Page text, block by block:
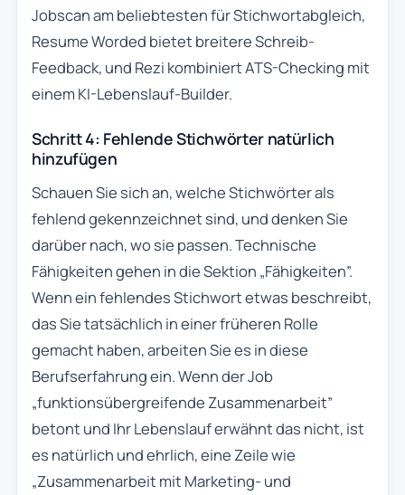
Jobscan am beliebtesten für Stichwortabgleich,
Resume Worded bietet breitere Schreib-
Feedback, und Rezi kombiniert ATS-Checking mit
einem KI-Lebenslauf-Builder.
Schritt 4: Fehlende Stichwörter natürlich
hinzufügen
Schauen Sie sich an, welche Stichwörter als
fehlend gekennzeichnet sind, und denken Sie
darüber nach, wo sie passen. Technische
Fähigkeiten gehen in die Sektion „Fähigkeiten”.
Wenn ein fehlendes Stichwort etwas beschreibt,
das Sie tatsächlich in einer früheren Rolle
gemacht haben, arbeiten Sie es in diese
Berufserfahrung ein. Wenn der Job
„funktionsübergreifende Zusammenarbeit”
betont und Ihr Lebenslauf erwähnt das nicht, ist
es natürlich und ehrlich, eine Zeile wie
„Zusammenarbeit mit Marketing- und